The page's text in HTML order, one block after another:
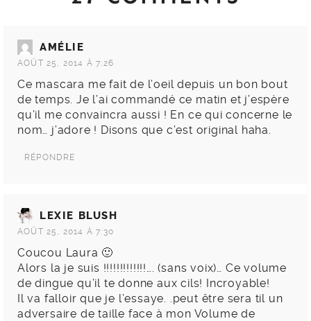
AMÉLIE
AOÛT 25, 2014 À 7:26
Ce mascara me fait de l’oeil depuis un bon bout
de temps. Je l’ai commandé ce matin et j’espère
qu’il me convaincra aussi ! En ce qui concerne le
nom… j’adore ! Disons que c’est original haha.
RÉPONDRE
LEXIE BLUSH
AOÛT 25, 2014 À 7:30
Coucou Laura 🙂
Alors la je suis !!!!!!!!!!!!!…. (sans voix)… Ce volume
de dingue qu’il te donne aux cils! Incroyable!
Il va falloir que je l’essaye. .peut être sera til un
adversaire de taille face à mon Volume de